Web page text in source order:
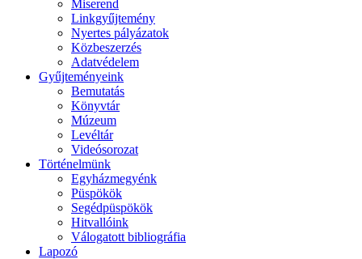
Miserend
Linkgyűjtemény
Nyertes pályázatok
Közbeszerzés
Adatvédelem
Gyűjteményeink
Bemutatás
Könyvtár
Múzeum
Levéltár
Videósorozat
Történelmünk
Egyházmegyénk
Püspökök
Segédpüspökök
Hitvallóink
Válogatott bibliográfia
Lapozó